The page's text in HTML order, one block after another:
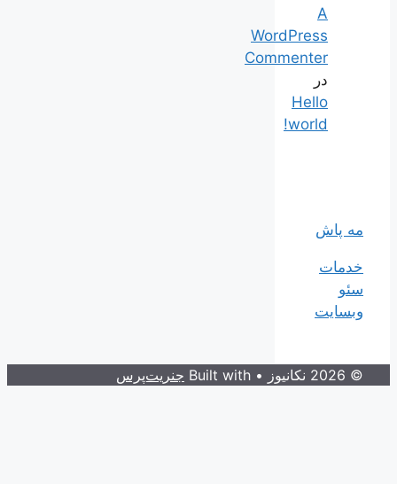
A
WordPress
Commenter
در
Hello
world!
مه پاش
خدمات
سئو
وبسایت
© 2026 نکانیوز • Built with جنریت‌پرس